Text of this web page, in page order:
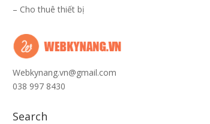
– Cho thuê thiết bị
Webkynang.vn@gmail.com
038 997 8430
Search